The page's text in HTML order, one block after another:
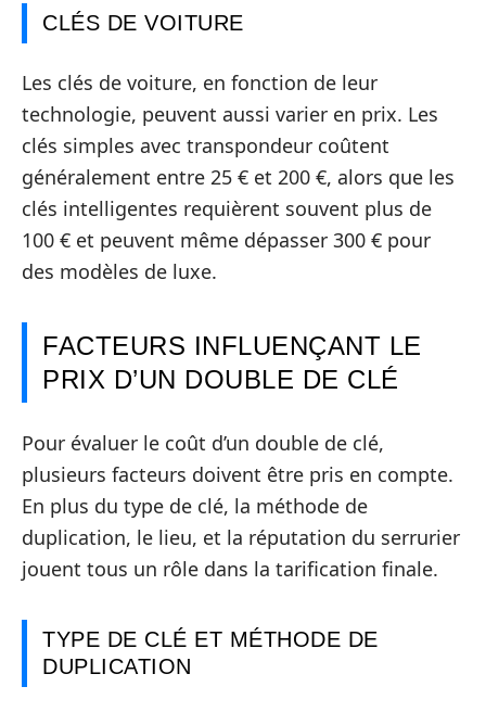
CLÉS DE VOITURE
Les clés de voiture, en fonction de leur
technologie, peuvent aussi varier en prix. Les
clés simples avec transpondeur coûtent
généralement entre 25 € et 200 €, alors que les
clés intelligentes requièrent souvent plus de
100 € et peuvent même dépasser 300 € pour
des modèles de luxe.
FACTEURS INFLUENÇANT LE
PRIX D’UN DOUBLE DE CLÉ
Pour évaluer le coût d’un double de clé,
plusieurs facteurs doivent être pris en compte.
En plus du type de clé, la méthode de
duplication, le lieu, et la réputation du serrurier
jouent tous un rôle dans la tarification finale.
TYPE DE CLÉ ET MÉTHODE DE
DUPLICATION